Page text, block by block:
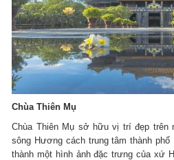
Chùa Thiên Mụ
Chùa Thiên Mụ sở hữu vị trí đẹp trên
sông Hương cách trung tâm thành
thành một hình ảnh đặc trưng của xứ